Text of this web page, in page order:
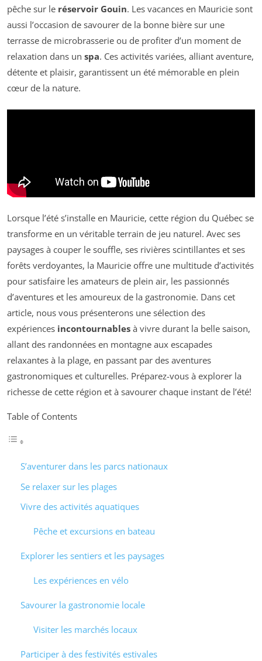
pêche sur le réservoir Gouin. Les vacances en Mauricie sont
aussi l’occasion de savourer de la bonne bière sur une
terrasse de microbrasserie ou de profiter d’un moment de
relaxation dans un spa. Ces activités variées, alliant aventure,
détente et plaisir, garantissent un été mémorable en plein
cœur de la nature.
Lorsque l’été s’installe en Mauricie, cette région du Québec se
transforme en un véritable terrain de jeu naturel. Avec ses
paysages à couper le souffle, ses rivières scintillantes et ses
forêts verdoyantes, la Mauricie offre une multitude d’activités
pour satisfaire les amateurs de plein air, les passionnés
d’aventures et les amoureux de la gastronomie. Dans cet
article, nous vous présenterons une sélection des
expériences incontournables à vivre durant la belle saison,
allant des randonnées en montagne aux escapades
relaxantes à la plage, en passant par des aventures
gastronomiques et culturelles. Préparez-vous à explorer la
richesse de cette région et à savourer chaque instant de l’été!
Table of Contents
S’aventurer dans les parcs nationaux
Se relaxer sur les plages
Vivre des activités aquatiques
Pêche et excursions en bateau
Explorer les sentiers et les paysages
Les expériences en vélo
Savourer la gastronomie locale
Visiter les marchés locaux
Participer à des festivités estivales